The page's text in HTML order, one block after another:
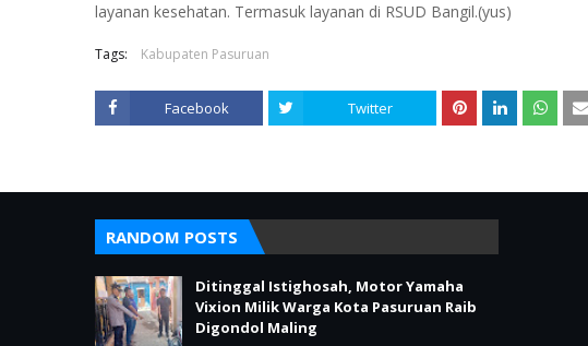
layanan kesehatan. Termasuk layanan di RSUD Bangil.(yus)
Tags: Kabupaten Pasuruan
Facebook Twitter
RANDOM POSTS
Ditinggal Istighosah, Motor Yamaha
Vixion Milik Warga Kota Pasuruan Raib
Digondol Maling